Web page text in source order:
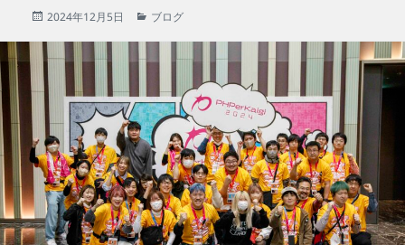
er e
b
o
o
k
l
ot
e
a
p
er
st
投
日:
2024年12月5日
カ
リ
ブログ